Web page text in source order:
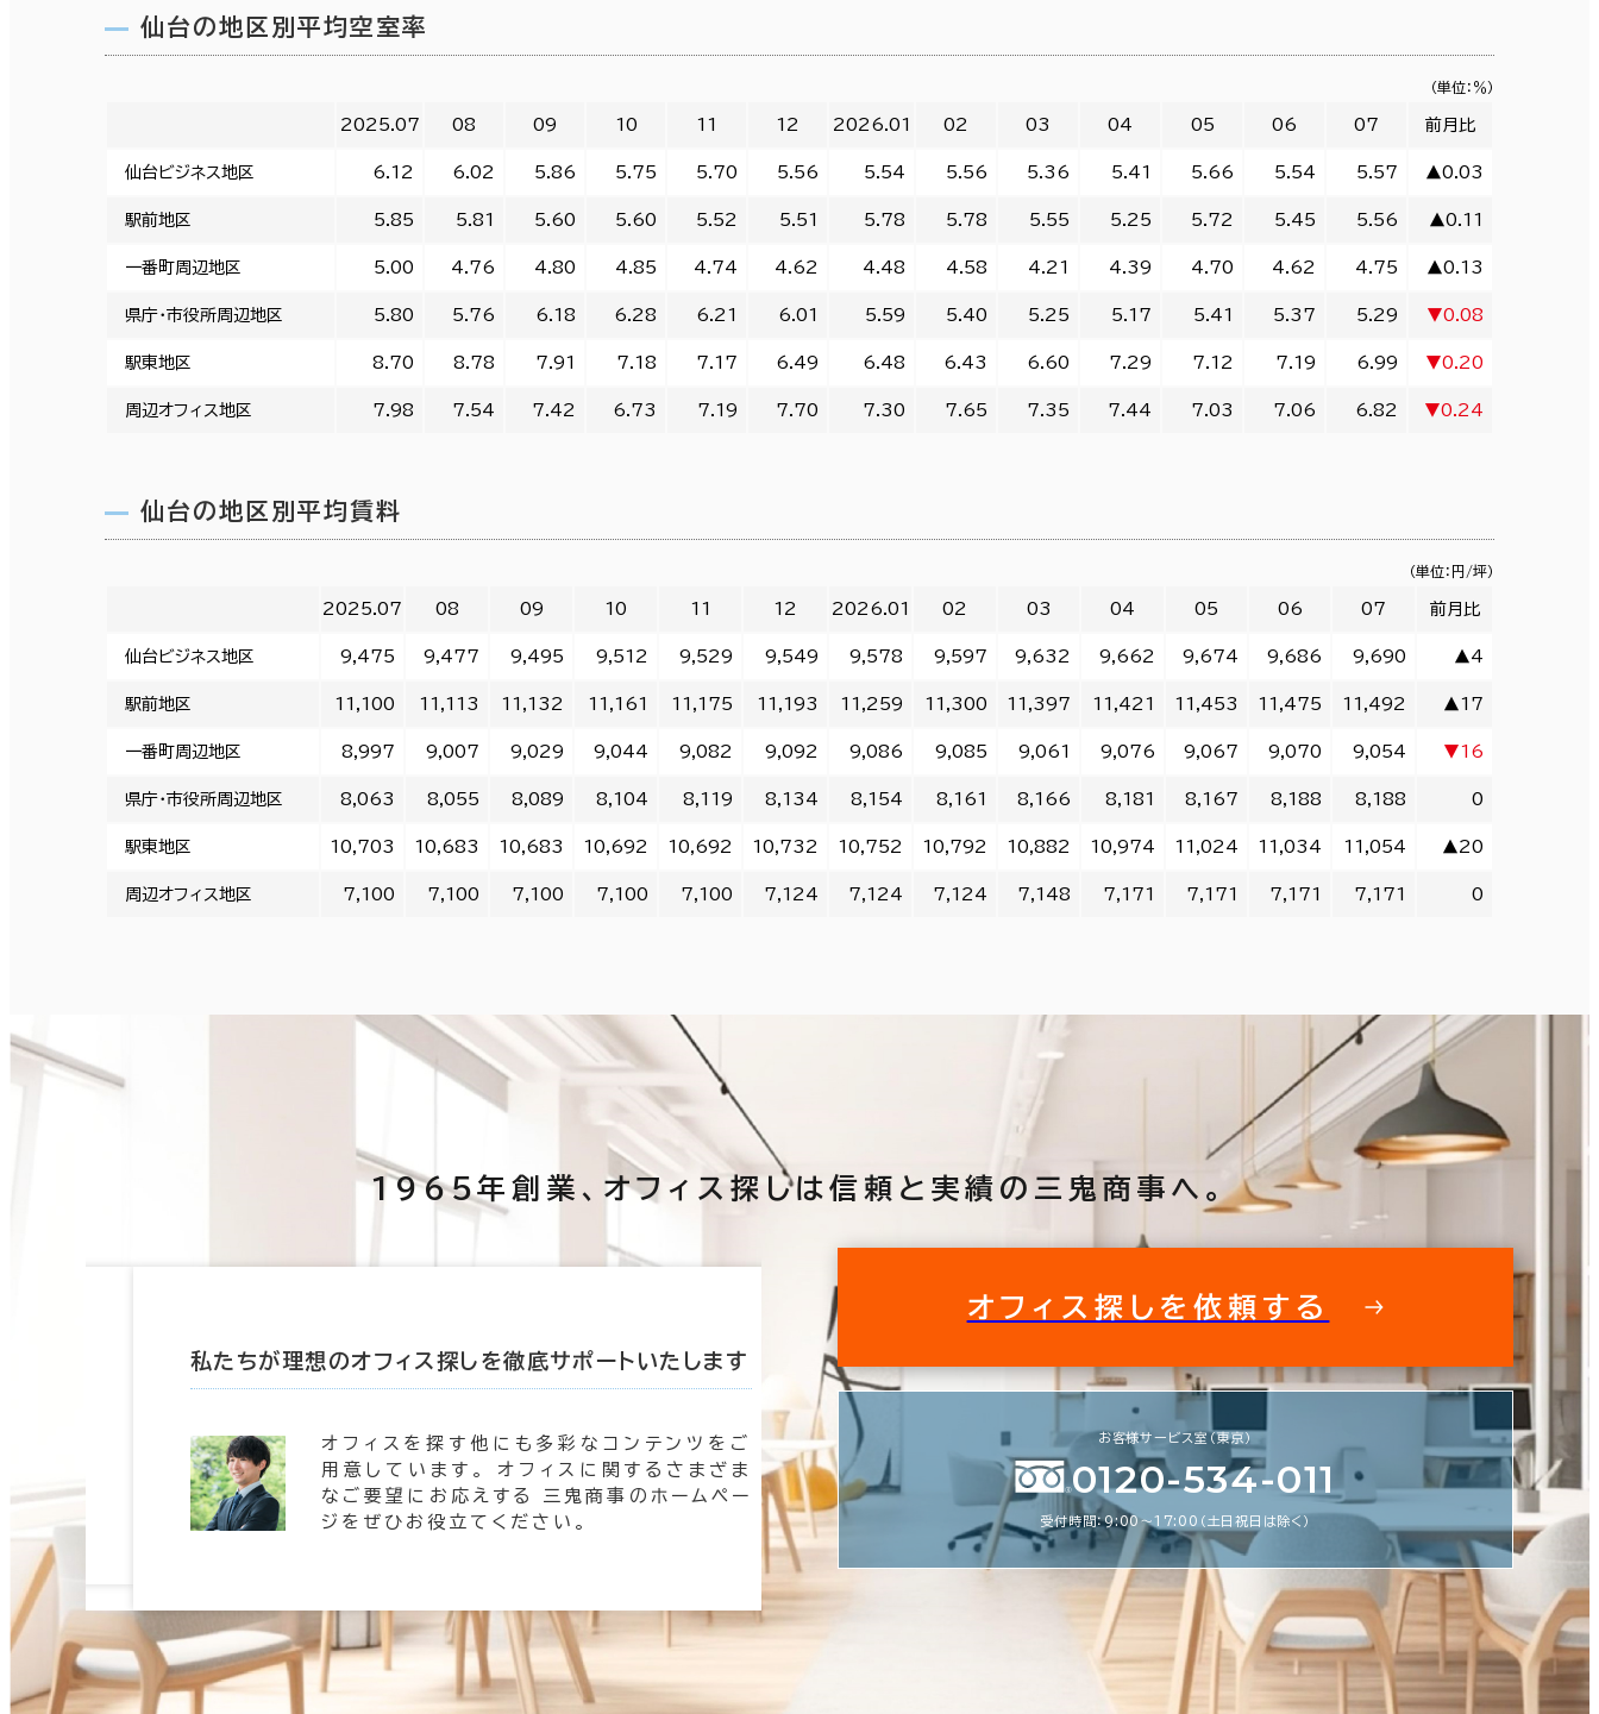
仙台の地区別平均空室率
（単位：％）
2025.07 08 09 10 11 12 2026.01 02 03 04 05 06 07 前月比
仙台ビジネス地区 6.12 6.02 5.86 5.75 5.70 5.56 5.54 5.56 5.36 5.41 5.66 5.54 5.57 ▲0.03
駅前地区 5.85 5.81 5.60 5.60 5.52 5.51 5.78 5.78 5.55 5.25 5.72 5.45 5.56 ▲0.11
一番町周辺地区 5.00 4.76 4.80 4.85 4.74 4.62 4.48 4.58 4.21 4.39 4.70 4.62 4.75 ▲0.13
県庁・市役所周辺地区 5.80 5.76 6.18 6.28 6.21 6.01 5.59 5.40 5.25 5.17 5.41 5.37 5.29 ▼0.08
駅東地区 8.70 8.78 7.91 7.18 7.17 6.49 6.48 6.43 6.60 7.29 7.12 7.19 6.99 ▼0.20
周辺オフィス地区 7.98 7.54 7.42 6.73 7.19 7.70 7.30 7.65 7.35 7.44 7.03 7.06 6.82 ▼0.24
仙台の地区別平均賃料
（単位：円/坪）
2025.07 08 09 10 11 12 2026.01 02 03 04 05 06 07 前月比
仙台ビジネス地区 9,475 9,477 9,495 9,512 9,529 9,549 9,578 9,597 9,632 9,662 9,674 9,686 9,690 ▲4
駅前地区 11,100 11,113 11,132 11,161 11,175 11,193 11,259 11,300 11,397 11,421 11,453 11,475 11,492 ▲17
一番町周辺地区 8,997 9,007 9,029 9,044 9,082 9,092 9,086 9,085 9,061 9,076 9,067 9,070 9,054 ▼16
県庁・市役所周辺地区 8,063 8,055 8,089 8,104 8,119 8,134 8,154 8,161 8,166 8,181 8,167 8,188 8,188 0
駅東地区 10,703 10,683 10,683 10,692 10,692 10,732 10,752 10,792 10,882 10,974 11,024 11,034 11,054 ▲20
周辺オフィス地区 7,100 7,100 7,100 7,100 7,100 7,124 7,124 7,124 7,148 7,171 7,171 7,171 7,171 0
1965年創業、 オフィス探しは信頼と実績の三鬼商事へ。
ます。
私たちが理想のオフィス探しを徹底サポートいたします
オフィスを探す他にも多彩なコンテンツをご
用意しています。 オフィスに関するさまざま
なご要望にお応えする 三鬼商事のホームペー
ジをぜひお役立てください。
オフィスビルの情報がすぐに欲しい！ そんな
時は三鬼商事へお問い合わせください。 より
速く、より正確に、より良い情報をお届けしま
す。
私
オフィス探しを依頼する
お客様サービス室（東京）
0120-534-011
受付時間：9:00〜17:00（土日祝日は除く）